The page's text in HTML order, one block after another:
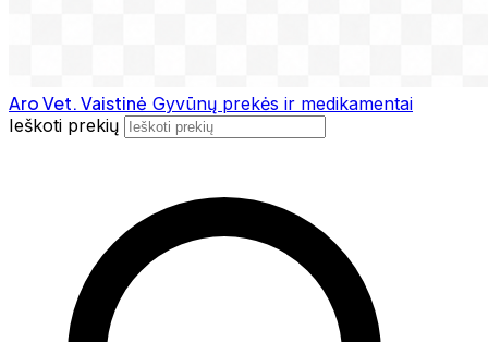
Aro Vet. Vaistinė Gyvūnų prekės ir medikamentai
Ieškoti prekių